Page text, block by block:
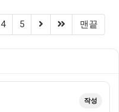
4 5 (next)(last)맨끝
작성